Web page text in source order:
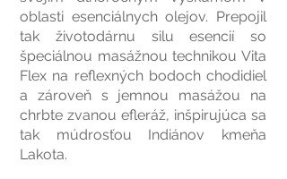
oblasti esenciálnych olejov. Prepojil
tak životodárnu silu esencií so
špeciálnou masážnou technikou Vita
Flex na reflexných bodoch chodidiel
a zároveň s jemnou masážou na
chrbte zvanou efleráž, inšpirujúca sa
tak múdrosťou Indiánov kmeňa
Lakota.